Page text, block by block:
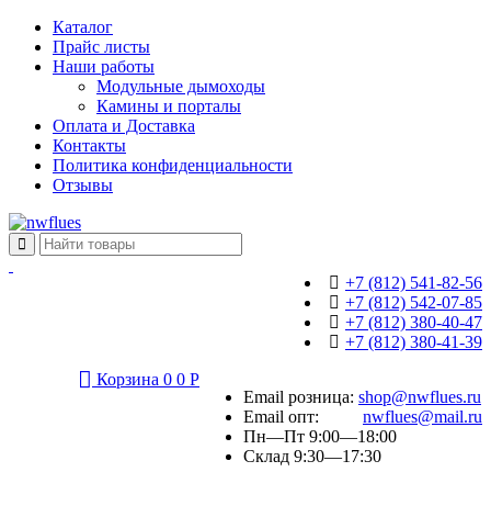
Каталог
Прайс листы
Наши работы
Модульные дымоходы
Камины и порталы
Оплата и Доставка
Контакты
Политика конфиденциальности
Отзывы
+7 (812) 541-82-56
+7 (812) 542-07-85
+7 (812) 380-40-47
+7 (812) 380-41-39
Email розница: shop@nwflues.ru
Email опт: nwflues@mail.ru
Пн—Пт 9:00—18:00
Склад 9:30—17:30
Корзина 0 0 Р